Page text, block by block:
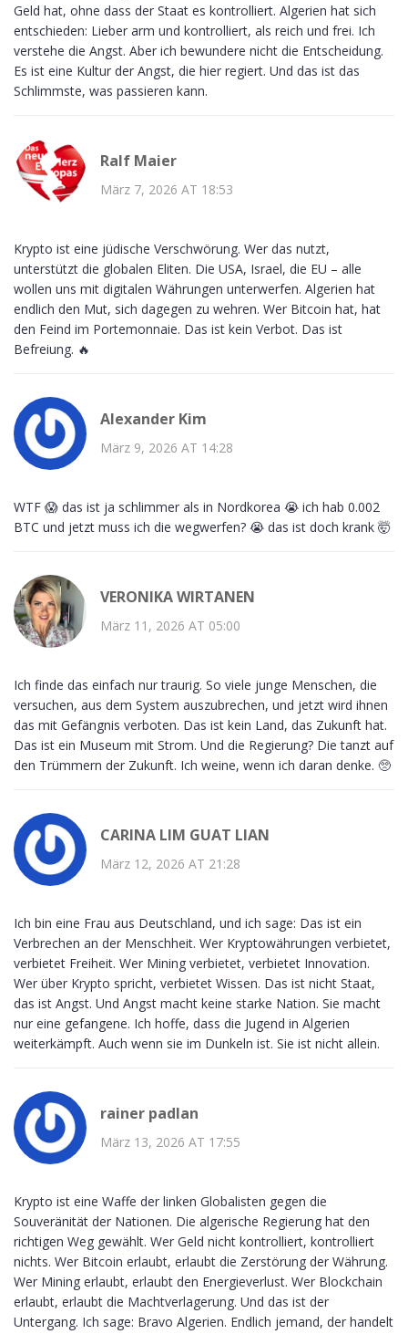
Geld hat, ohne dass der Staat es kontrolliert. Algerien hat sich
entschieden: Lieber arm und kontrolliert, als reich und frei. Ich
verstehe die Angst. Aber ich bewundere nicht die Entscheidung.
Es ist eine Kultur der Angst, die hier regiert. Und das ist das
Schlimmste, was passieren kann.
Ralf Maier
März 7, 2026 AT 18:53
Krypto ist eine jüdische Verschwörung. Wer das nutzt,
unterstützt die globalen Eliten. Die USA, Israel, die EU – alle
wollen uns mit digitalen Währungen unterwerfen. Algerien hat
endlich den Mut, sich dagegen zu wehren. Wer Bitcoin hat, hat
den Feind im Portemonnaie. Das ist kein Verbot. Das ist
Befreiung. 🔥
Alexander Kim
März 9, 2026 AT 14:28
WTF 😱 das ist ja schlimmer als in Nordkorea 😭 ich hab 0.002
BTC und jetzt muss ich die wegwerfen? 😭 das ist doch krank 🤯
VERONIKA WIRTANEN
März 11, 2026 AT 05:00
Ich finde das einfach nur traurig. So viele junge Menschen, die
versuchen, aus dem System auszubrechen, und jetzt wird ihnen
das mit Gefängnis verboten. Das ist kein Land, das Zukunft hat.
Das ist ein Museum mit Strom. Und die Regierung? Die tanzt auf
den Trümmern der Zukunft. Ich weine, wenn ich daran denke. 🥺
CARINA LIM GUAT LIAN
März 12, 2026 AT 21:28
Ich bin eine Frau aus Deutschland, und ich sage: Das ist ein
Verbrechen an der Menschheit. Wer Kryptowährungen verbietet,
verbietet Freiheit. Wer Mining verbietet, verbietet Innovation.
Wer über Krypto spricht, verbietet Wissen. Das ist nicht Staat,
das ist Angst. Und Angst macht keine starke Nation. Sie macht
nur eine gefangene. Ich hoffe, dass die Jugend in Algerien
weiterkämpft. Auch wenn sie im Dunkeln ist. Sie ist nicht allein.
rainer padlan
März 13, 2026 AT 17:55
Krypto ist eine Waffe der linken Globalisten gegen die
Souveränität der Nationen. Die algerische Regierung hat den
richtigen Weg gewählt. Wer Geld nicht kontrolliert, kontrolliert
nichts. Wer Bitcoin erlaubt, erlaubt die Zerstörung der Währung.
Wer Mining erlaubt, erlaubt den Energieverlust. Wer Blockchain
erlaubt, erlaubt die Machtverlagerung. Und das ist der
Untergang. Ich sage: Bravo Algerien. Endlich jemand, der handelt